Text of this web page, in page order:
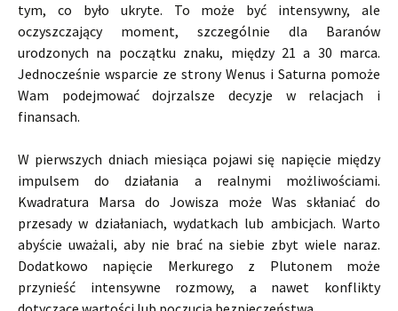
tym, co było ukryte. To może być intensywny, ale
oczyszczający moment, szczególnie dla Baranów
urodzonych na początku znaku, między 21 a 30 marca.
Jednocześnie wsparcie ze strony Wenus i Saturna pomoże
Wam podejmować dojrzalsze decyzje w relacjach i
finansach.
W pierwszych dniach miesiąca pojawi się napięcie między
impulsem do działania a realnymi możliwościami.
Kwadratura Marsa do Jowisza może Was skłaniać do
przesady w działaniach, wydatkach lub ambicjach. Warto
abyście uważali, aby nie brać na siebie zbyt wiele naraz.
Dodatkowo napięcie Merkurego z Plutonem może
przynieść intensywne rozmowy, a nawet konflikty